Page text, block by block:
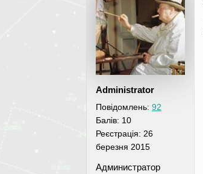
Administrator
Повідомлень: 92
Балів: 10
Реєстрація: 26
березня 2015
Администратор